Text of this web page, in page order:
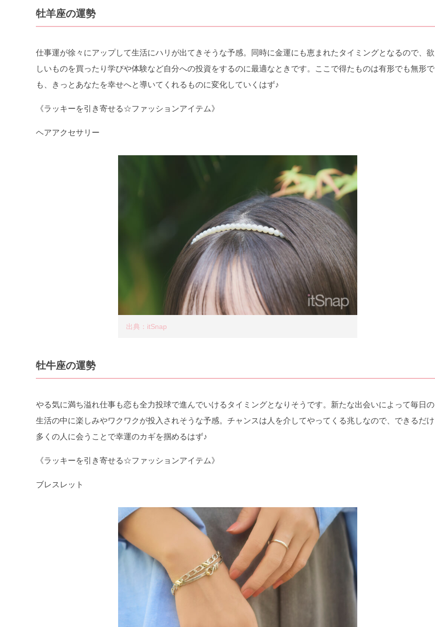
牡羊座の運勢
仕事運が徐々にアップして生活にハリが出てきそうな予感。同時に金運にも恵まれたタイミングとなるので、欲
しいものを買ったり学びや体験など自分への投資をするのに最適なときです。ここで得たものは有形でも無形で
も、きっとあなたを幸せへと導いてくれるものに変化していくはず♪
《ラッキーを引き寄せる☆ファッションアイテム》
ヘアアクセサリー
出典：itSnap
牡牛座の運勢
やる気に満ち溢れ仕事も恋も全力投球で進んでいけるタイミングとなりそうです。新たな出会いによって毎日の
生活の中に楽しみやワクワクが投入されそうな予感。チャンスは人を介してやってくる兆しなので、できるだけ
多くの人に会うことで幸運のカギを掴めるはず♪
《ラッキーを引き寄せる☆ファッションアイテム》
ブレスレット